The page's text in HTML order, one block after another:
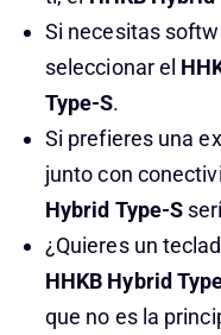
Si necesitas
seleccionar el
Type-S.
Si prefieres una
junto con
Hybrid Type-S
¿Quieres un
HHKB Hybrid
que no es la